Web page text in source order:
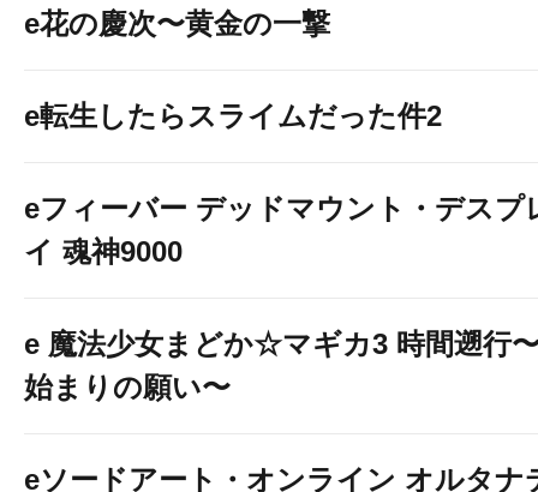
e花の慶次〜黄金の一撃
e転生したらスライムだった件2
eフィーバー デッドマウント・デスプ
イ 魂神9000
e 魔法少女まどか☆マギカ3 時間遡行
始まりの願い〜
eソードアート・オンライン オルタナ